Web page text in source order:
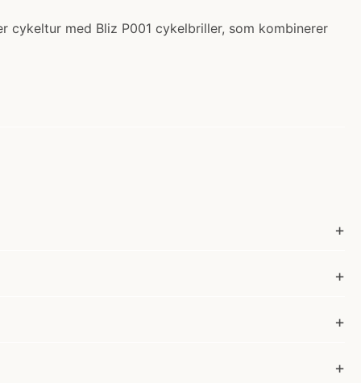
cykeltur med Bliz P001 cykelbriller, som kombinerer